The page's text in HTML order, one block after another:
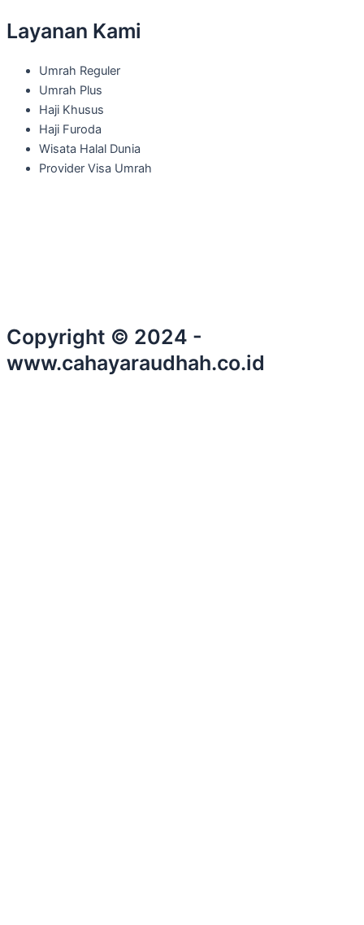
Layanan Kami
Umrah Reguler
Umrah Plus
Haji Khusus
Haji Furoda
Wisata Halal Dunia
Provider Visa Umrah
Copyright © 2024 -
www.cahayaraudhah.co.id